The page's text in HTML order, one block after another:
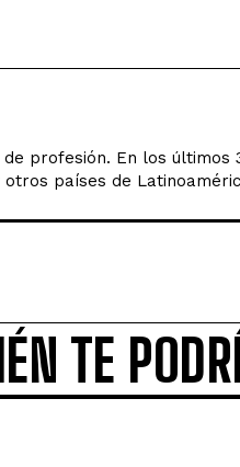
profesión. En los
países de
TE